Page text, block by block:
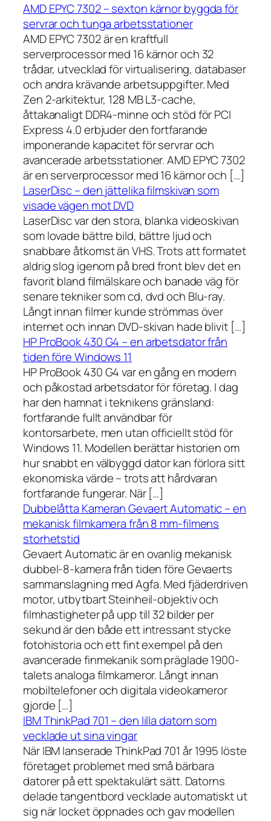
AMD EPYC 7302 – sexton kärnor byggda för
servrar och tunga arbetsstationer
AMD EPYC 7302 är en kraftfull
serverprocessor med 16 kärnor och 32
trådar, utvecklad för virtualisering, databaser
och andra krävande arbetsuppgifter. Med
Zen 2-arkitektur, 128 MB L3-cache,
åttakanaligt DDR4-minne och stöd för PCI
Express 4.0 erbjuder den fortfarande
imponerande kapacitet för servrar och
avancerade arbetsstationer. AMD EPYC 7302
är en serverprocessor med 16 kärnor och […]
LaserDisc – den jättelika filmskivan som
visade vägen mot DVD
LaserDisc var den stora, blanka videoskivan
som lovade bättre bild, bättre ljud och
snabbare åtkomst än VHS. Trots att formatet
aldrig slog igenom på bred front blev det en
favorit bland filmälskare och banade väg för
senare tekniker som cd, dvd och Blu-ray.
Långt innan filmer kunde strömmas över
internet och innan DVD-skivan hade blivit […]
HP ProBook 430 G4 – en arbetsdator från
tiden före Windows 11
HP ProBook 430 G4 var en gång en modern
och påkostad arbetsdator för företag. I dag
har den hamnat i teknikens gränsland:
fortfarande fullt användbar för
kontorsarbete, men utan officiellt stöd för
Windows 11. Modellen berättar historien om
hur snabbt en välbyggd dator kan förlora sitt
ekonomiska värde – trots att hårdvaran
fortfarande fungerar. När […]
Dubbelåtta Kameran Gevaert Automatic – en
mekanisk filmkamera från 8 mm-filmens
storhetstid
Gevaert Automatic är en ovanlig mekanisk
dubbel-8-kamera från tiden före Gevaerts
sammanslagning med Agfa. Med fjäderdriven
motor, utbytbart Steinheil-objektiv och
filmhastigheter på upp till 32 bilder per
sekund är den både ett intressant stycke
fotohistoria och ett fint exempel på den
avancerade finmekanik som präglade 1900-
talets analoga filmkameror. Långt innan
mobiltelefoner och digitala videokameror
gjorde […]
IBM ThinkPad 701 – den lilla datorn som
vecklade ut sina vingar
När IBM lanserade ThinkPad 701 år 1995 löste
företaget problemet med små bärbara
datorer på ett spektakulärt sätt. Datorns
delade tangentbord vecklade automatiskt ut
sig när locket öppnades och gav modellen